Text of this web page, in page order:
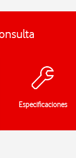
Especificaciones